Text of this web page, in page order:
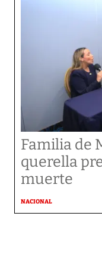
Familia de
querella
muerte
NACIONAL